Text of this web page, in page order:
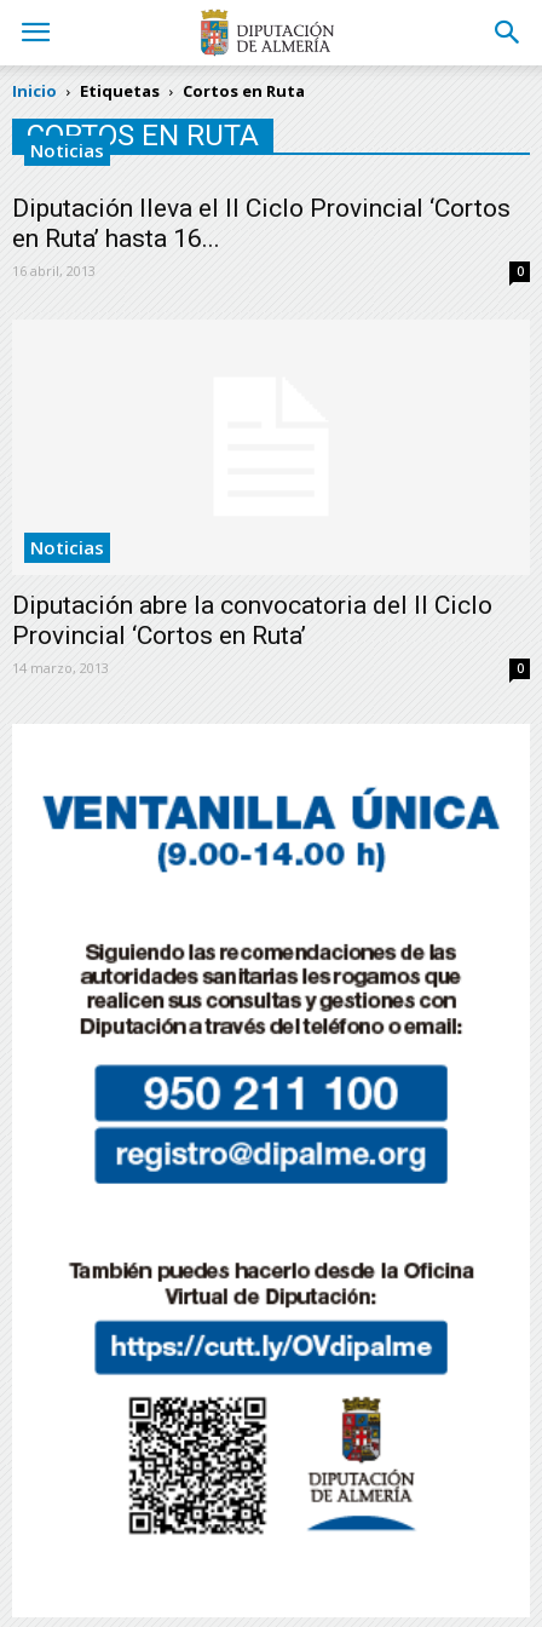
Inicio Etiquetas Cortos en Ruta
CORTOS EN RUTA
Noticias
Diputación lleva el II Ciclo Provincial ‘Cortos
en Ruta’ hasta 16...
16 abril, 2013 0
Noticias
Diputación abre la convocatoria del II Ciclo
Provincial ‘Cortos en Ruta’
14 marzo, 2013 0